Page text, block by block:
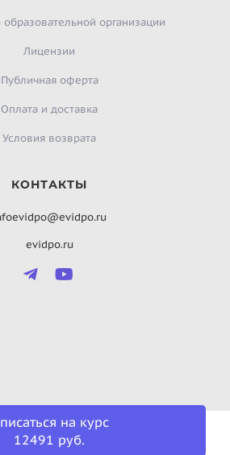
на курс
12491 руб.
организации
Лицензии
Публичная оферта
Оплата и доставка
Условия возврата
КОНТАКТЫ
evidpo.ru